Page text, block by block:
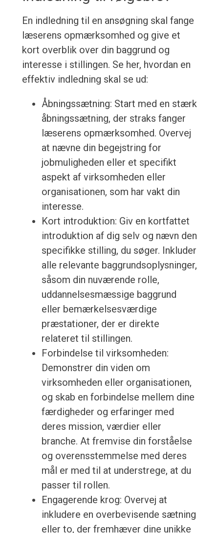
En indledning til en ansøgning skal fange
læserens opmærksomhed og give et
kort overblik over din baggrund og
interesse i stillingen. Se her, hvordan en
effektiv indledning skal se ud:
Åbningssætning: Start med en stærk
åbningssætning, der straks fanger
læserens opmærksomhed. Overvej
at nævne din begejstring for
jobmuligheden eller et specifikt
aspekt af virksomheden eller
organisationen, som har vakt din
interesse.
Kort introduktion: Giv en kortfattet
introduktion af dig selv og nævn den
specifikke stilling, du søger. Inkluder
alle relevante baggrundsoplysninger,
såsom din nuværende rolle,
uddannelsesmæssige baggrund
eller bemærkelsesværdige
præstationer, der er direkte
relateret til stillingen.
Forbindelse til virksomheden:
Demonstrer din viden om
virksomheden eller organisationen,
og skab en forbindelse mellem dine
færdigheder og erfaringer med
deres mission, værdier eller
branche. At fremvise din forståelse
og overensstemmelse med deres
mål er med til at understrege, at du
passer til rollen.
Engagerende krog: Overvej at
inkludere en overbevisende sætning
eller to, der fremhæver dine unikke